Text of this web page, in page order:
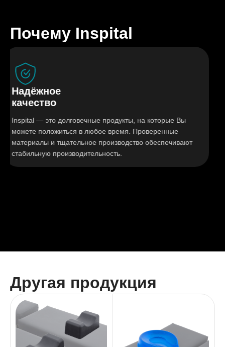
Почему Inspital
— это долговечные продукты, на которые Вы
положиться в любое время. Проверенные
и тщательное производство обеспечивают
производительность.
Другая продукция